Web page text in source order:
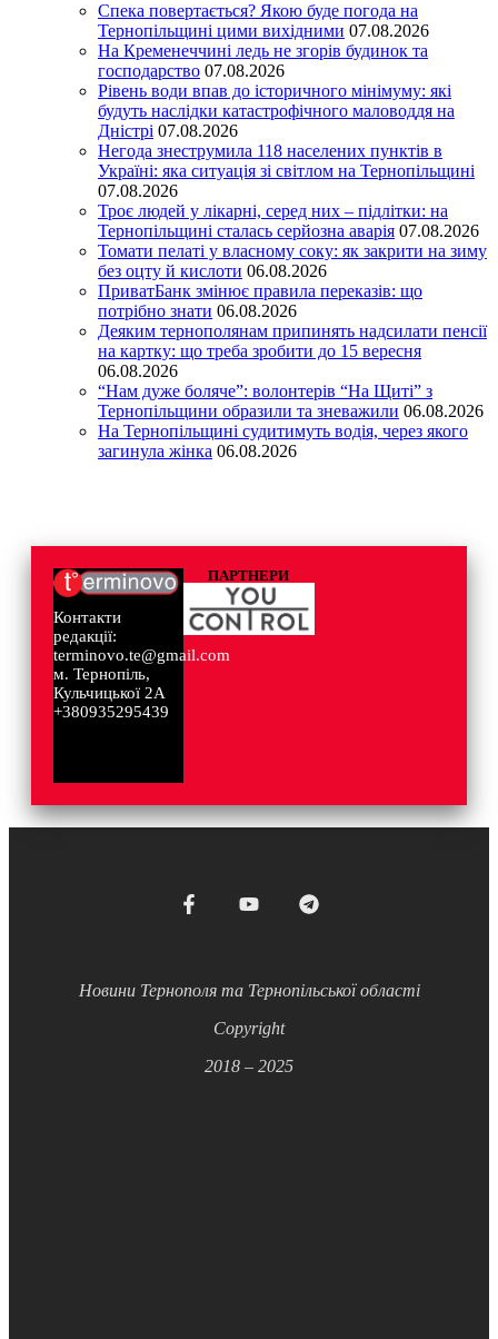
Спека повертається? Якою буде погода на
Тернопільщині цими вихідними 07.08.2026
На Кременеччині ледь не згорів будинок та
господарство 07.08.2026
Рівень води впав до історичного мінімуму: які
будуть наслідки катастрофічного маловоддя на
Дністрі 07.08.2026
Негода знеструмила 118 населених пунктів в
Україні: яка ситуація зі світлом на Тернопільщині
07.08.2026
Троє людей у лікарні, серед них – підлітки: на
Тернопільщині сталась серйозна аварія 07.08.2026
Томати пелаті у власному соку: як закрити на зиму
без оцту й кислоти 06.08.2026
ПриватБанк змінює правила переказів: що
потрібно знати 06.08.2026
Деяким тернополянам припинять надсилати пенсії
на картку: що треба зробити до 15 вересня
06.08.2026
“Нам дуже боляче”: волонтерів “На Щиті” з
Тернопільщини образили та зневажили 06.08.2026
На Тернопільщині судитимуть водія, через якого
загинула жінка 06.08.2026
Контакти
редакції:
terminovo.te@gmail.com
м. Тернопіль,
Кульчицької 2А
+380935295439
ПАРТНЕРИ
Новини Тернополя та Тернопільської області
Copyright
2018 – 2025